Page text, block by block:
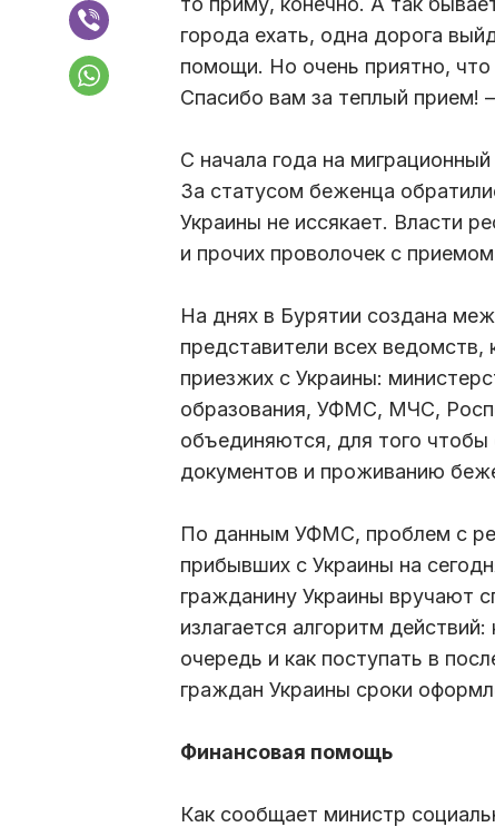
города ехать, одна дорога
помощи. Но очень приятно,
Спасибо вам за теплый прием!
С начала года на
За статусом беженца
Украины не иссякает. Власти
и прочих проволочек с
На днях в Бурятии создана
представители всех
приезжих с Украины:
образования, УФМС, МЧС,
объединяются, для того
документов и проживанию
По данным УФМС, проблем с
прибывших с Украины на
гражданину Украины вручают
излагается алгоритм
очередь и как поступать в
граждан Украины сроки
Финансовая помощь
Как сообщает министр